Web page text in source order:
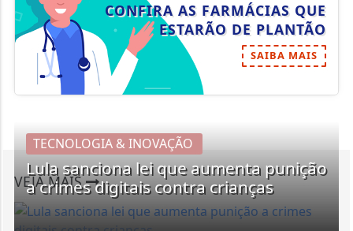
CONFIRA AS FARMÁCIAS QUE
ESTARÃO DE PLANTÃO
SAIBA MAIS
VEJA MAIS
TECNOLOGIA & INOVAÇÃO
Lula sanciona lei que aumenta punição
a crimes digitais contra crianças